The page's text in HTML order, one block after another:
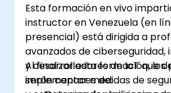
periférica.
Esta formación en vivo
instructor en Venezuela (en
presencial) está dirigida a
avanzados de ciberseguridad,
y desarrolladores de IoT que
implementar medidas de
Al finalizar esta formación,
serán capaces de: